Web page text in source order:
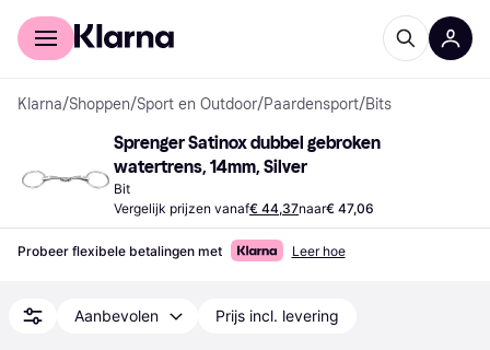
Voor shoppers
Klarna/Shoppen/Sport en Outdoor/Paardensport/Bits
Sprenger Satinox dubbel gebroken
watertrens, 14mm, Silver
Bit
Vergelijk prijzen vanaf€ 44,37naar€ 47,06
Probeer flexibele betalingen met Leer hoe
Aanbevolen Prijs incl. levering